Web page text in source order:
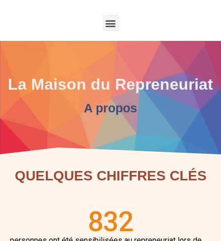
La Maison du Repreneuriat
A propos
QUELQUES CHIFFRES CLÉS
832